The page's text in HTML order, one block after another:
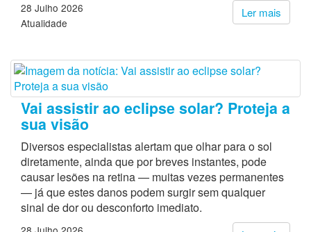
Ler mais
28 Julho 2026
Atualidade
Vai assistir ao eclipse solar? Proteja a
sua visão
Diversos especialistas alertam que olhar para o sol
diretamente, ainda que por breves instantes, pode
causar lesões na retina — muitas vezes permanentes
— já que estes danos podem surgir sem qualquer
sinal de dor ou desconforto imediato.